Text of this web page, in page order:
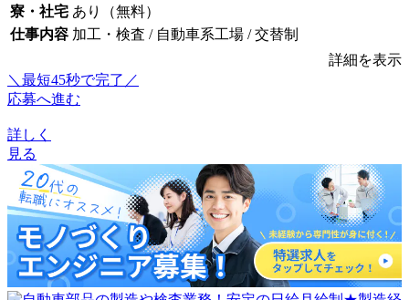
寮・社宅 あり（無料）
仕事内容 加工・検査 / 自動車系工場 / 交替制
詳細を表示
＼最短45秒で完了／
応募へ進む
詳しく
見る